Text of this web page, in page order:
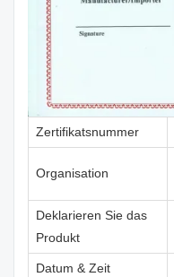
Zertifikatsnummer
Organisation
Deklarieren Sie das
Produkt
Datum & Zeit